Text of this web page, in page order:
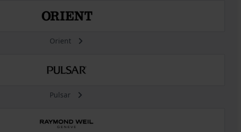
Orient
Pulsar